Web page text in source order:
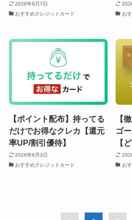
2026年8月7日
おすすめクレジットカード
お
【ポイント配布】持ってる
だけでお得なクレカ【還元
率UP/割引優待】
2026年8月3日
おすすめクレジットカード
【
ゴ
【
お